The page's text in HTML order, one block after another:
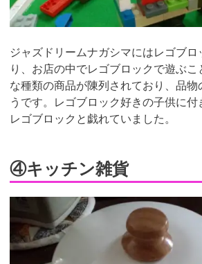
ジャズドリームナガシマにはレゴブ
り、お店の中でレゴブロックで遊ぶ
な種類の商品が陳列されており、品
うです。レゴブロック好きの子供に
レゴブロックと戯れていました。
④キッチン雑貨